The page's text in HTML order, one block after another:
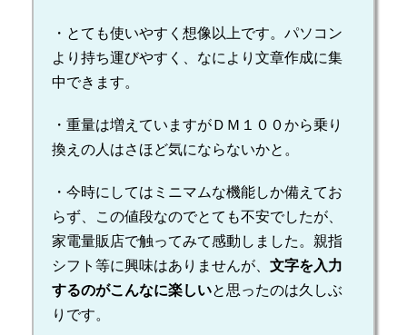
・とても使いやすく想像以上です。パソコン
より持ち運びやすく、なにより文章作成に集
中できます。
・重量は増えていますがＤＭ１００から乗り
換えの人はさほど気にならないかと。
・今時にしてはミニマムな機能しか備えてお
らず、この値段なのでとても不安でしたが、
家電量販店で触ってみて感動しました。親指
シフト等に興味はありませんが、 文字を入力
するのがこんなに楽しいと思ったのは久しぶ
りです。